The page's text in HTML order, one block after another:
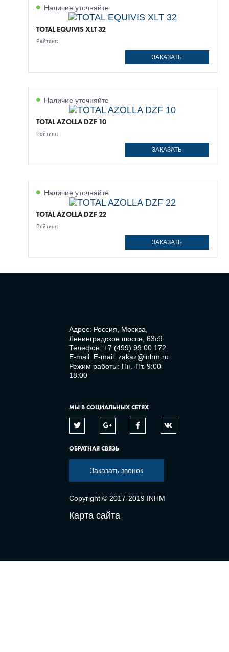
Наличие уточняйте
TOTAL EQUIVIS XLT 32
Рейтинг:
ЗАКАЗАТЬ
Наличие уточняйте
TOTAL AZOLLA DZF 10
Рейтинг:
ЗАКАЗАТЬ
Наличие уточняйте
TOTAL AZOLLA DZF 22
Рейтинг:
ЗАКАЗАТЬ
Адрес: Россия, Москва,
Ленинградское шоссе, 63с9
Телефон: +7 (499) 99 00 172
E-mail: E-mail: zakaz@inhm.ru
Режим работы: Пн.-Пт. 9:00-
18:00
МЫ В СОЦИАЛЬНЫХ СЕТЯХ
ОБРАТНАЯ СВЯЗЬ
Заказать звонок
Copyright © 2017-2019 INHM
Карта сайта